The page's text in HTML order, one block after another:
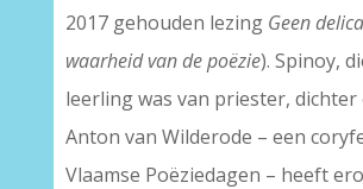
2017 gehouden lezing Geen
waarheid van de poëzie). Spinoy,
leerling was van priester,
Anton van Wilderode – een
Vlaamse Poëziedagen – heeft